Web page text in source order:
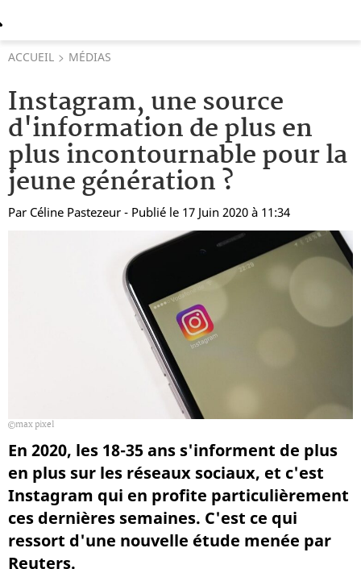
ACCUEIL MÉDIAS
Instagram, une source
d'information de plus en
plus incontournable pour la
jeune génération ?
Par Céline Pastezeur - Publié le 17 Juin 2020 à 11:34
max pixel
En 2020, les 18-35 ans s'informent de plus
en plus sur les réseaux sociaux, et c'est
Instagram qui en profite particulièrement
ces dernières semaines. C'est ce qui
ressort d'une nouvelle étude menée par
Reuters.